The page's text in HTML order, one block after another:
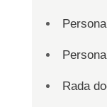
Rada